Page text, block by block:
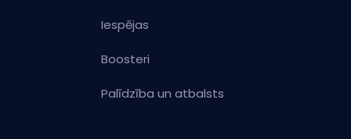
Iespējas
Boosteri
Palīdzība un atbalsts